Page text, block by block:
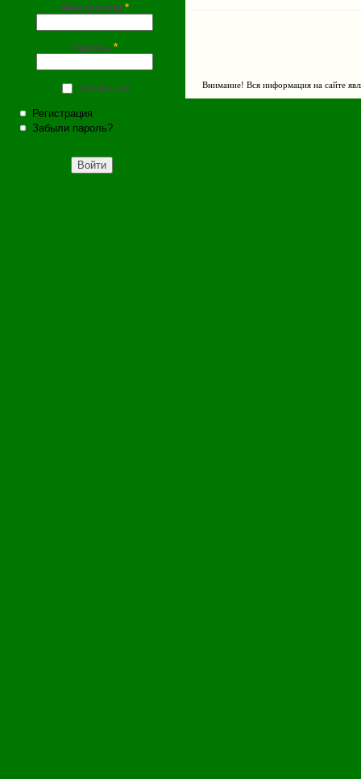
Имя (почта) *
Пароль *
Запомнить
Регистрация
Забыли пароль?
Внимание! Вся информация на сайте